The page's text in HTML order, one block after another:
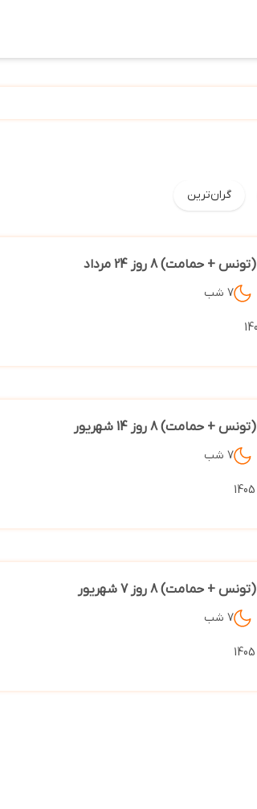
گران‌ترین
+ حمامت) 8 روز 24 مرداد
7 شب
+ حمامت) 8 روز 14 شهریور
7 شب
+ حمامت) 8 روز 7 شهریور
7 شب